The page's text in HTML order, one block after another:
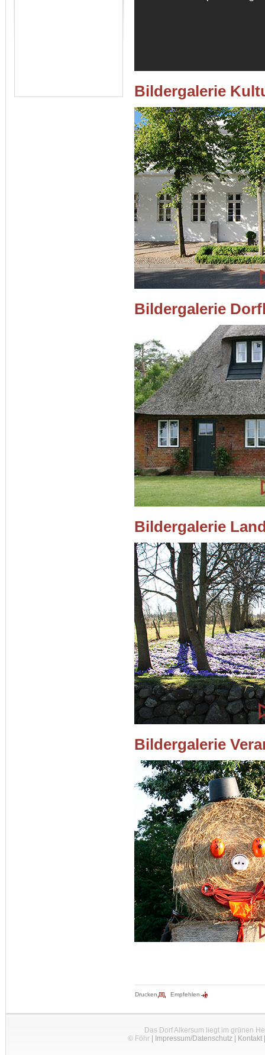
Bildergalerie
Bildergalerie
Bildergalerie
Bildergalerie
Drucken Empfehlen
Das Dorf Alkersum liegt im grünen
© Föhr| Impressum/Datenschutz| Kontakt